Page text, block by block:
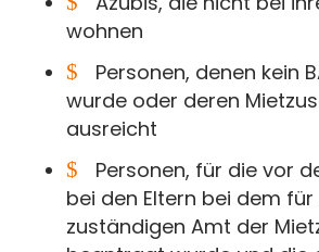
wohnen
$
Personen, denen kein
wurde oder deren
ausreicht
$
Personen, für die vor
bei den Eltern bei dem für
zuständigen Amt der